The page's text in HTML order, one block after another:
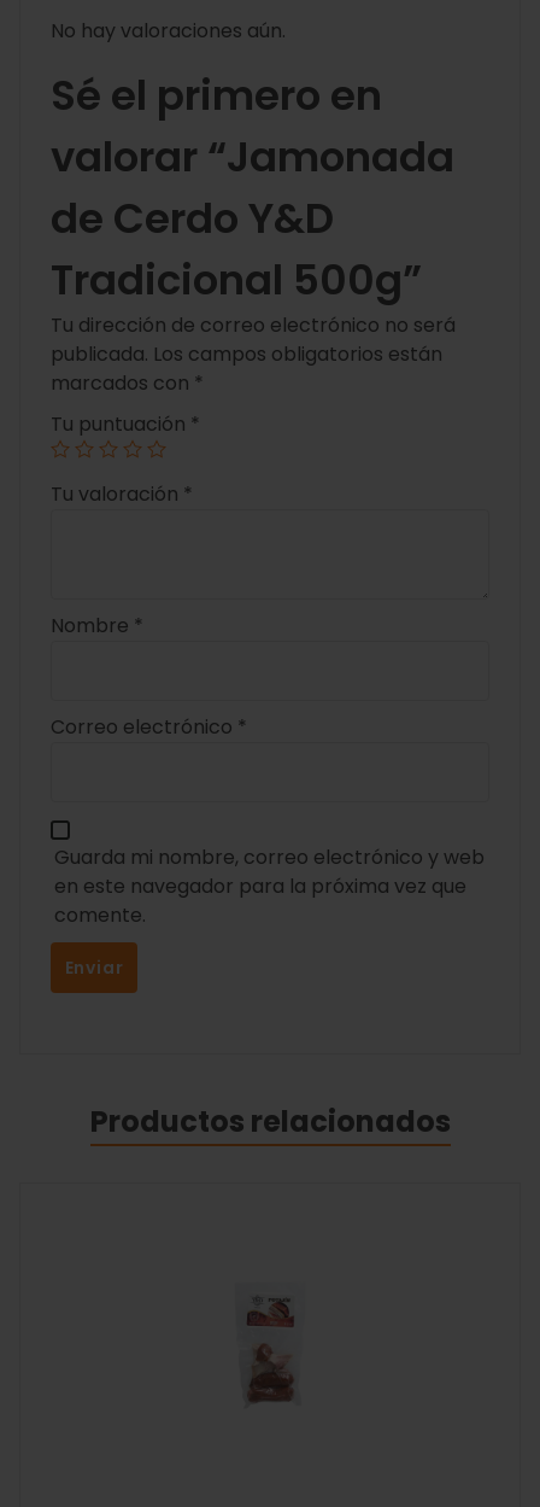
No hay valoraciones aún.
Sé el primero en
valorar “Jamonada
de Cerdo Y&D
Tradicional 500g”
Tu dirección de correo electrónico no será
publicada. Los campos obligatorios están
marcados con *
Tu puntuación *
Tu valoración *
Nombre *
Correo electrónico *
Guarda mi nombre, correo electrónico y web
en este navegador para la próxima vez que
comente.
Productos relacionados